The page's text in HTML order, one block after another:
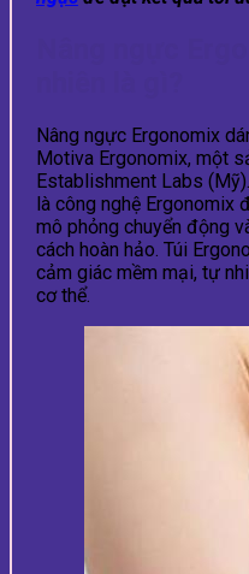
Nâng ngực Ergonomix
Motiva Ergonomix, một
Establishment Labs
là công nghệ Ergonomix
mô phỏng chuyển động
cách hoàn hảo. Túi
cảm giác mềm mại, tự
cơ thể.